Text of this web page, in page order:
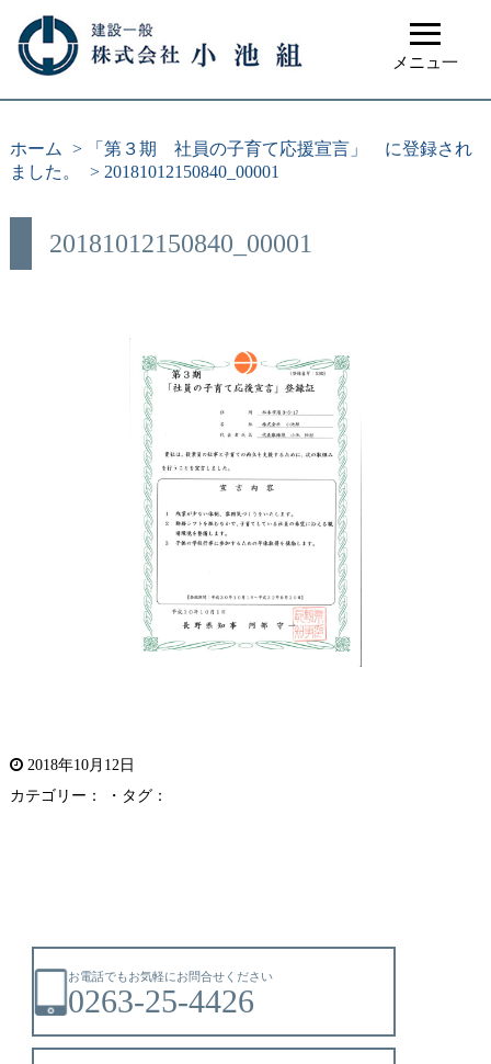
≡
メニュ一
ホーム >
「第３期 社員の子育て応援宣言」 に登録され
ました。
> 20181012150840_00001
20181012150840_00001
2018年10月12日
カテゴリー： ・タグ：
お電話でもお気軽にお問合せください
0263-25-4426